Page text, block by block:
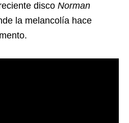
disco Norman
la melancolía hace